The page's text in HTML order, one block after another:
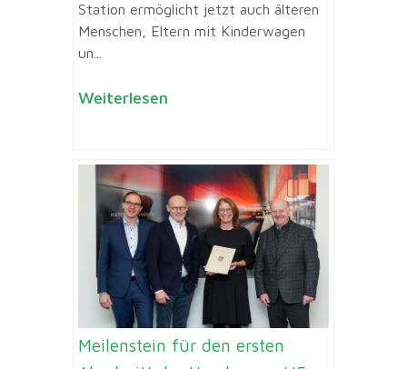
Station ermöglicht jetzt auch älteren
Menschen, Eltern mit Kinderwagen
un...
Weiterlesen
Meilenstein für den ersten